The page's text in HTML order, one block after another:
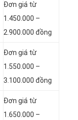
Đơn giá từ
1.450.000 –
2.900.000 đồng
Đơn giá từ
1.550.000 –
3.100.000 đồng
Đơn giá từ
1.650.000 –